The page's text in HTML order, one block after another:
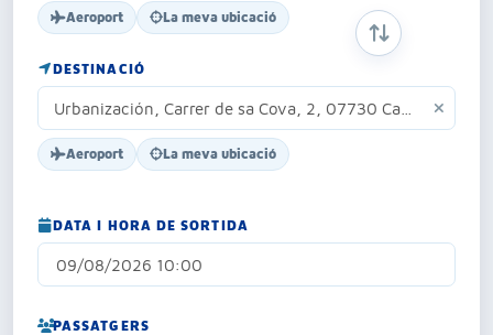
Aeroport La meva ubicació
DESTINACIÓ
Aeroport La meva ubicació
DATA I HORA DE SORTIDA
PASSATGERS